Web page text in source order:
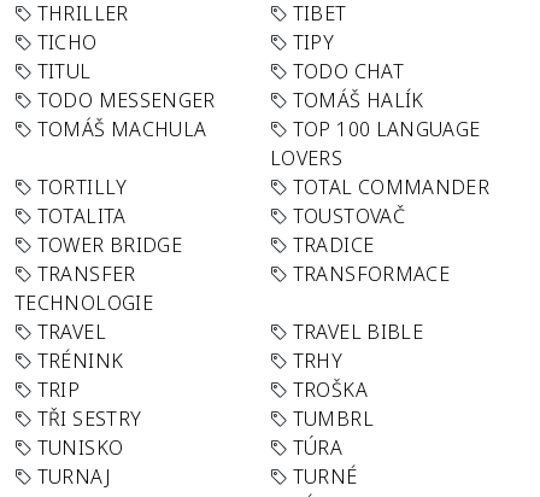
THRILLER
TIBET
TICHO
TIPY
TITUL
TODO CHAT
TODO MESSENGER
TOMÁŠ HALÍK
TOMÁŠ MACHULA
TOP 100 LANGUAGE
LOVERS
TORTILLY
TOTAL COMMANDER
TOTALITA
TOUSTOVAČ
TOWER BRIDGE
TRADICE
TRANSFER
TECHNOLOGIE
TRANSFORMACE
TRAVEL
TRAVEL BIBLE
TRÉNINK
TRHY
TRIP
TROŠKA
TŘI SESTRY
TUMBRL
TUNISKO
TÚRA
TURNAJ
TURNÉ